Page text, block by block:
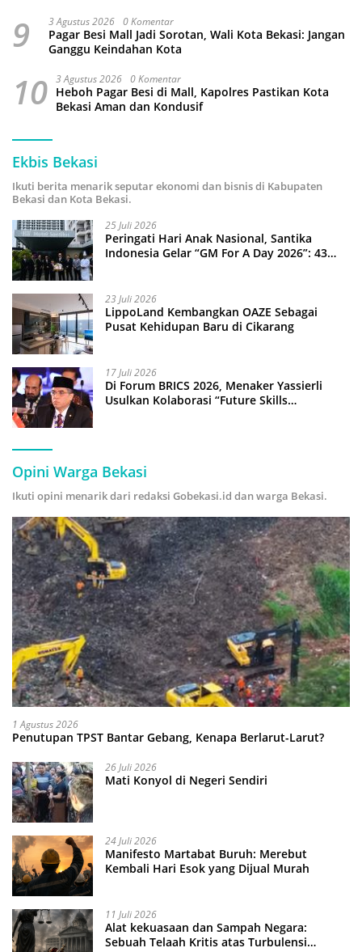
9 3 Agustus 2026 0 Komentar
Pagar Besi Mall Jadi Sorotan, Wali Kota Bekasi: Jangan
Ganggu Keindahan Kota
10 3 Agustus 2026 0 Komentar
Heboh Pagar Besi di Mall, Kapolres Pastikan Kota
Bekasi Aman dan Kondusif
Ekbis Bekasi
Ikuti berita menarik seputar ekonomi dan bisnis di Kabupaten
Bekasi dan Kota Bekasi.
25 Juli 2026
Peringati Hari Anak Nasional, Santika
Indonesia Gelar “GM For A Day 2026”: 43
23 Juli 2026
LippoLand Kembangkan OAZE Sebagai
Pusat Kehidupan Baru di Cikarang
17 Juli 2026
Di Forum BRICS 2026, Menaker Yassierli
Usulkan Kolaborasi “Future Skills
Opini Warga Bekasi
Ikuti opini menarik dari redaksi Gobekasi.id dan warga Bekasi.
1 Agustus 2026
Penutupan TPST Bantar Gebang, Kenapa Berlarut-Larut?
26 Juli 2026
Mati Konyol di Negeri Sendiri
24 Juli 2026
Manifesto Martabat Buruh: Merebut
Kembali Hari Esok yang Dijual Murah
11 Juli 2026
Alat kekuasaan dan Sampah Negara:
Sebuah Telaah Kritis atas Turbulensi